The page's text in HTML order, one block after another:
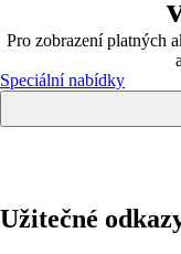
Pro zobrazení platných
Speciální nabídky
Užitečné